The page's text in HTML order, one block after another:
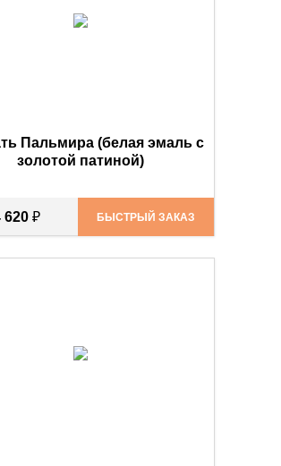
Пальмира (белая эмаль с
золотой патиной)
620 ₽ БЫСТРЫЙ ЗАКАЗ